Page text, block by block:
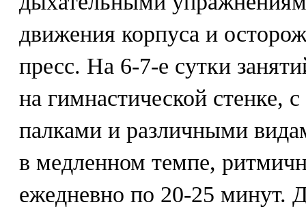
движения корпуса и
пресс. На 6-7-е сутки
на гимнастической стенке,
палками и различными
в медленном темпе,
ежедневно по 20-25 минут.